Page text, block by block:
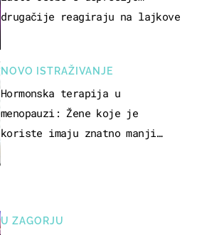
U ZAGORJU
drugačije reagiraju na lajkove
NOVO ISTRAŽIVANJE
Hormonska terapija u
menopauzi: Žene koje je
koriste imaju znatno manji